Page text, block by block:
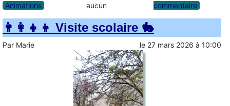
Animations
aucun
commentaire
👨‍👩‍👧‍👦 Visite scolaire 🐇
Par Marie le 27 mars 2026 à 10:00